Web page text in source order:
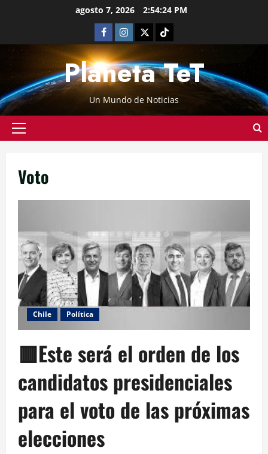
agosto 7, 2026 2:54:24 PM
Planeta TeT
Un Mundo de Noticias
Voto
Chile Política
🟥Este será el orden de los
candidatos presidenciales
para el voto de las próximas
elecciones